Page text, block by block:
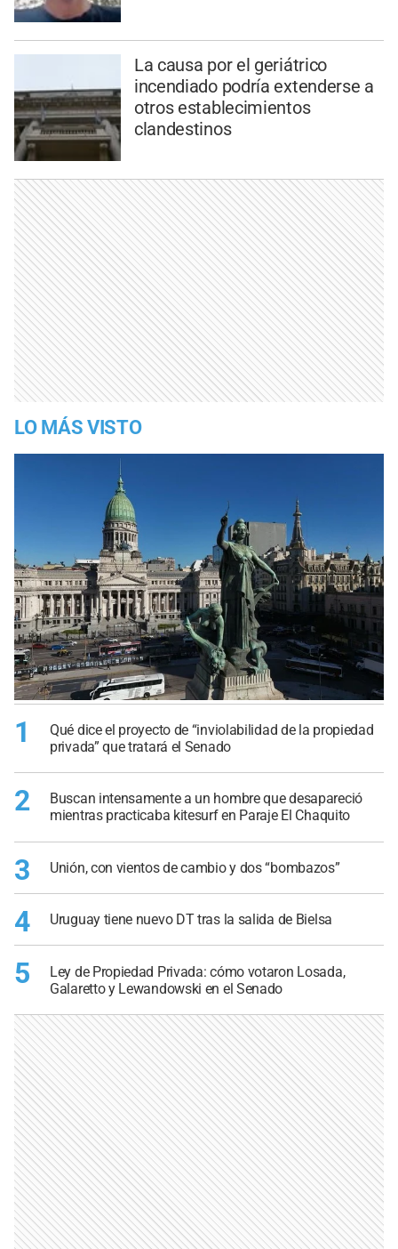
La causa por el geriátrico
incendiado podría extenderse a
otros establecimientos
clandestinos
LO MÁS VISTO
1
Qué dice el proyecto de “inviolabilidad de la propiedad
privada” que tratará el Senado
2
Buscan intensamente a un hombre que desapareció
mientras practicaba kitesurf en Paraje El Chaquito
3 Unión, con vientos de cambio y dos “bombazos”
4 Uruguay tiene nuevo DT tras la salida de Bielsa
5
Ley de Propiedad Privada: cómo votaron Losada,
Galaretto y Lewandowski en el Senado